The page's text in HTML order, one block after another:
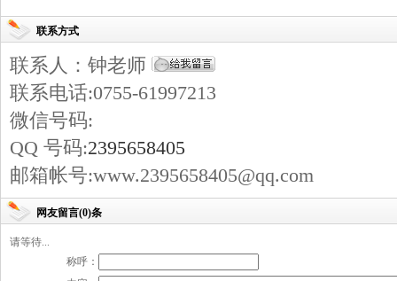
联系方式
联系人：钟老师
联系电话:0755-61997213
微信号码:
QQ 号码:2395658405
邮箱帐号:www.2395658405@qq.com
网友留言(0)条
请等待...
称呼：